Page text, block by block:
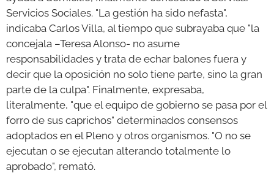
Servicios Sociales. "La gestión ha sido nefasta",
indicaba Carlos Villa, al tiempo que subrayaba que "la
concejala –Teresa Alonso- no asume
responsabilidades y trata de echar balones fuera y
decir que la oposición no solo tiene parte, sino la gran
parte de la culpa". Finalmente, expresaba,
literalmente, "que el equipo de gobierno se pasa por el
forro de sus caprichos" determinados consensos
adoptados en el Pleno y otros organismos. "O no se
ejecutan o se ejecutan alterando totalmente lo
aprobado", remató.